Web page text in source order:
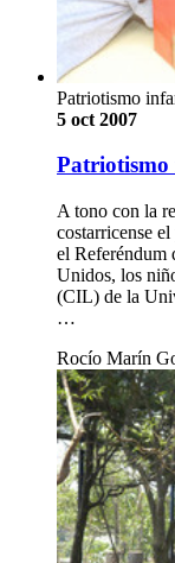
Patriotismo
5 oct 2007
A tono con la
costarricense
el Referéndum
Unidos, los
(CIL) de la
…
Rocío Marín